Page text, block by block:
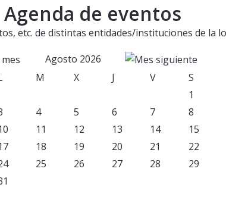
Agenda de eventos
etc. de distintas entidades/instituciones de la
Agosto 2026
M X J V
S
1
4 5 6 7
8
11 12 13 14
15
18 19 20 21
22
25 26 27 28
29